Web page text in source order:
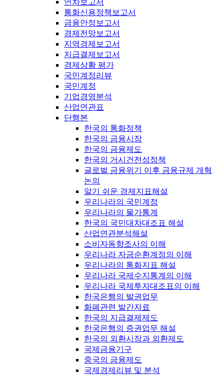
연차보고서
통화신용정책보고서
금융안정보고서
경제전망보고서
지역경제보고서
지급결제보고서
경제상황 평가
국민계정리뷰
국민계정
기업경영분석
산업연관표
단행본
한국의 통화정책
한국의 금융시장
한국의 금융제도
한국의 거시건전성정책
글로벌 금융위기 이후 금융규제 개혁
논의
알기 쉬운 경제지표해설
우리나라의 국민계정
우리나라의 물가통계
한국의 국민대차대조표 해설
산업연관분석해설
소비자동향조사의 이해
우리나라 자금순환계정의 이해
우리나라의 통화지표 해설
우리나라 국제수지통계의 이해
우리나라 국제투자대조표의 이해
한국은행의 발권업무
화폐관련 발간자료
한국의 지급결제제도
한국은행의 증권업무 해설
한국의 외환시장과 외환제도
국제금융기구
중국의 금융제도
국제경제리뷰 및 분석